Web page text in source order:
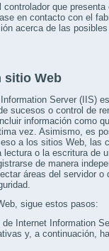
que
en contacto con el
acerca de las
sitio Web
Server (IIS)
sucesos o control de
información como
vez. Asimismo, es
a los sitios Web, las
o la escritura de
de manera
áreas del servidor
sigue estos pasos:
Internet Information
y, a continuación,